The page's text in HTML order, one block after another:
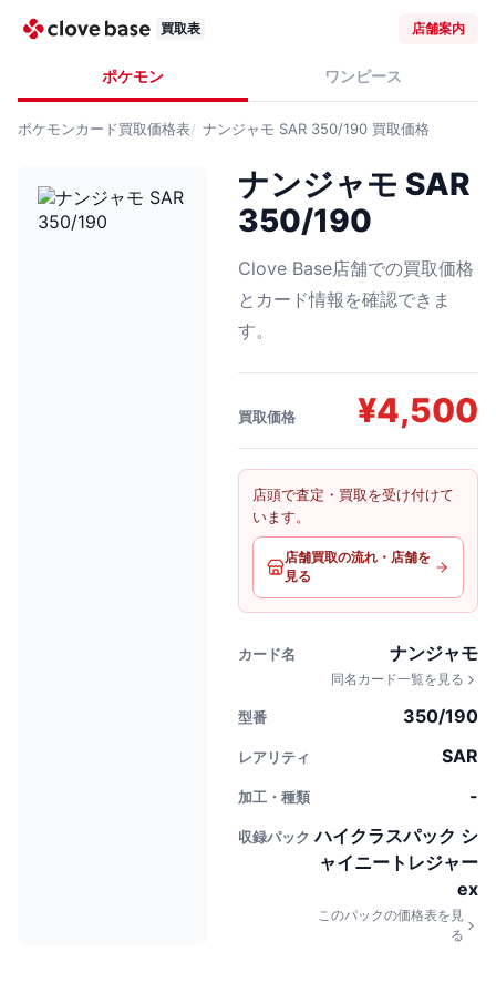
買取表 店舗案内
ポケモン ワンピース
ポケモンカード買取価格表 ナンジャモ SAR 350/190 買取価格
ナンジャモ SAR
350/190
Clove Base店舗での買取価格
とカード情報を確認できま
す。
買取価格 ¥4,500
店頭で査定・買取を受け付けて
います。
店舗買取の流れ・店舗を
見る
カード名 ナンジャモ
同名カード一覧を見る
型番 350/190
レアリティ SAR
加工・種類 -
収録パック ハイクラスパック シ
ャイニートレジャー
ex
このパックの価格表を見
る